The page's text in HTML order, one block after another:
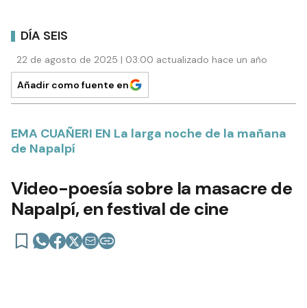
DÍA SEIS
22 de agosto de 2025 | 03:00 actualizado hace un año
Añadir como fuente en
EMA CUAÑERI EN La larga noche de la mañana
de Napalpí
Video-poesía sobre la masacre de
Napalpí, en festival de cine